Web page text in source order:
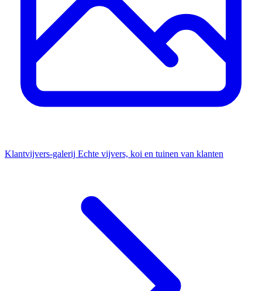
Klantvijvers-galerij Echte vijvers, koi en tuinen van klanten